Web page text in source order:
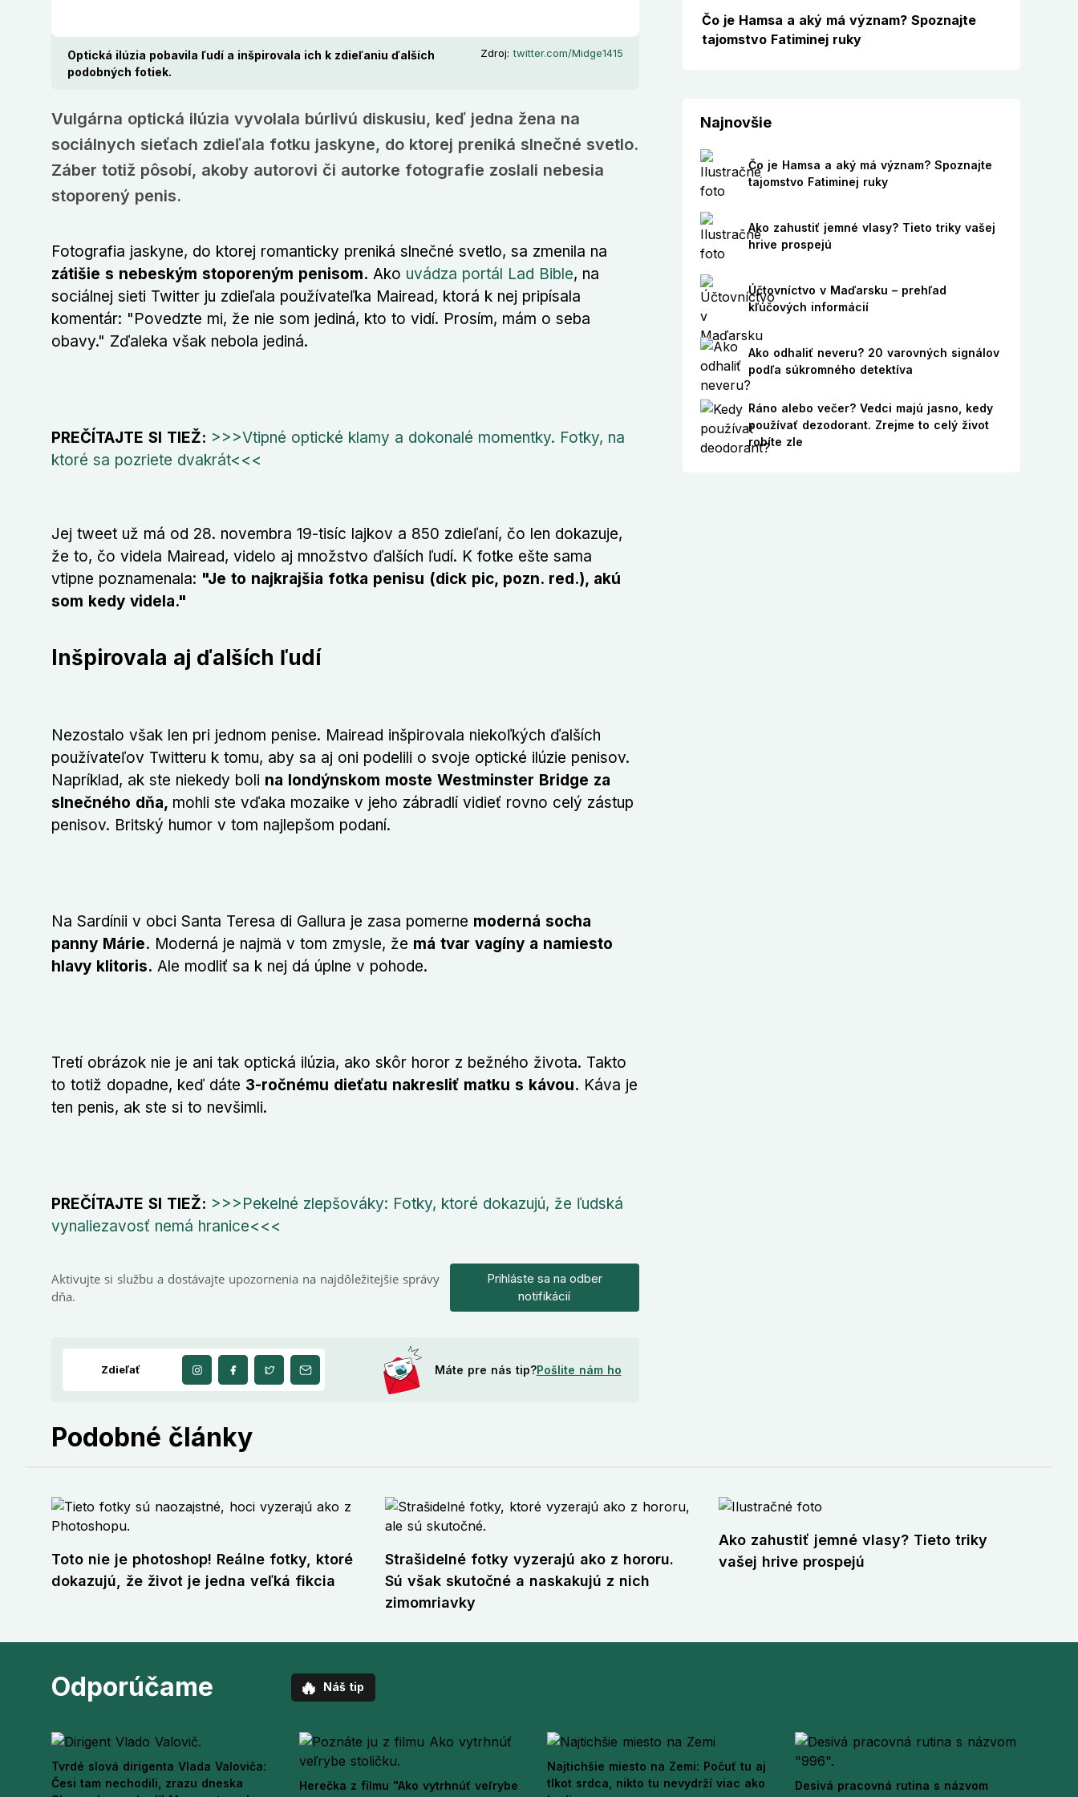
Optická ilúzia pobavila ľudí a inšpirovala ich k zdieľaniu ďalších
podobných fotiek.
Zdroj:twitter.com/Midge1415
Vulgárna optická ilúzia vyvolala búrlivú diskusiu, keď jedna žena na
sociálnych sieťach zdieľala fotku jaskyne, do ktorej preniká slnečné svetlo.
Záber totiž pôsobí, akoby autorovi či autorke fotografie zoslali nebesia
stoporený penis.
Fotografia jaskyne, do ktorej romanticky preniká slnečné svetlo, sa zmenila na
zátišie s nebeským stoporeným penisom. Ako uvádza portál Lad Bible, na
sociálnej sieti Twitter ju zdieľala používateľka Mairead, ktorá k nej pripísala
komentár: "Povedzte mi, že nie som jediná, kto to vidí. Prosím, mám o seba
obavy." Zďaleka však nebola jediná.
PREČÍTAJTE SI TIEŽ: >>>Vtipné optické klamy a dokonalé momentky. Fotky, na
ktoré sa pozriete dvakrát<<<
Jej tweet už má od 28. novembra 19-tisíc lajkov a 850 zdieľaní, čo len dokazuje,
že to, čo videla Mairead, videlo aj množstvo ďalších ľudí. K fotke ešte sama
vtipne poznamenala: "Je to najkrajšia fotka penisu (dick pic, pozn. red.), akú
som kedy videla."
Inšpirovala aj ďalších ľudí
Nezostalo však len pri jednom penise. Mairead inšpirovala niekoľkých ďalších
používateľov Twitteru k tomu, aby sa aj oni podelili o svoje optické ilúzie penisov.
Napríklad, ak ste niekedy boli na londýnskom moste Westminster Bridge za
slnečného dňa, mohli ste vďaka mozaike v jeho zábradlí vidieť rovno celý zástup
penisov. Britský humor v tom najlepšom podaní.
Na Sardínii v obci Santa Teresa di Gallura je zasa pomerne moderná socha
panny Márie. Moderná je najmä v tom zmysle, že má tvar vagíny a namiesto
hlavy klitoris. Ale modliť sa k nej dá úplne v pohode.
Tretí obrázok nie je ani tak optická ilúzia, ako skôr horor z bežného života. Takto
to totiž dopadne, keď dáte 3-ročnému dieťatu nakresliť matku s kávou. Káva je
ten penis, ak ste si to nevšimli.
PREČÍTAJTE SI TIEŽ: >>>Pekelné zlepšováky: Fotky, ktoré dokazujú, že ľudská
vynaliezavosť nemá hranice<<<
Aktivujte si službu a dostávajte upozornenia na najdôležitejšie správy
dňa.
Prihláste sa na odber
notifikácií
Zdieľať Máte pre nás tip?Pošlite nám ho
Čo je Hamsa a aký má význam? Spoznajte
tajomstvo Fatiminej ruky
Najnovšie
Čo je Hamsa a aký má význam? Spoznajte
tajomstvo Fatiminej ruky
Ako zahustiť jemné vlasy? Tieto triky vašej
hrive prospejú
Účtovníctvo v Maďarsku – prehľad
kľúčových informácií
Ako odhaliť neveru? 20 varovných signálov
podľa súkromného detektíva
Ráno alebo večer? Vedci majú jasno, kedy
používať dezodorant. Zrejme to celý život
robíte zle
Podobné články
Toto nie je photoshop! Reálne fotky, ktoré
dokazujú, že život je jedna veľká fikcia
Strašidelné fotky vyzerajú ako z hororu.
Sú však skutočné a naskakujú z nich
zimomriavky
Ako zahustiť jemné vlasy? Tieto triky
vašej hrive prospejú
Odporúčame 🔥 Náš tip
Tvrdé slová dirigenta Vlada Valoviča:
Česi tam nechodili, zrazu dneska
Herečka z filmu "Ako vytrhnúť veľrybe
Najtichšie miesto na Zemi: Počuť tu aj
tlkot srdca, nikto tu nevydrží viac ako
Desivá pracovná rutina s názvom